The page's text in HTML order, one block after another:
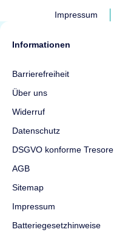
Impressum
Informationen
Barrierefreiheit
Über uns
Widerruf
Datenschutz
DSGVO konforme Tresore
AGB
Sitemap
Impressum
Batteriegesetzhinweise